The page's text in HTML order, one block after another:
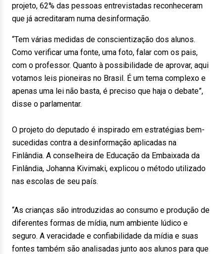
projeto, 62% das pessoas entrevistadas reconheceram
que já acreditaram numa desinformação.
“Tem várias medidas de conscientização dos alunos.
Como verificar uma fonte, uma foto, falar com os pais,
com o professor. Quanto à possibilidade de aprovar, aqui
votamos leis pioneiras no Brasil. É um tema complexo e
apenas uma lei não basta, é preciso que haja o debate”,
disse o parlamentar.
O projeto do deputado é inspirado em estratégias bem-
sucedidas contra a desinformação aplicadas na
Finlândia. A conselheira de Educação da Embaixada da
Finlândia, Johanna Kivimaki, explicou o método utilizado
nas escolas de seu país.
“As crianças são introduzidas ao consumo e produção de
diferentes formas de mídia, num ambiente lúdico e
seguro. A veracidade e confiabilidade da mídia e suas
fontes também são analisadas junto aos alunos para que